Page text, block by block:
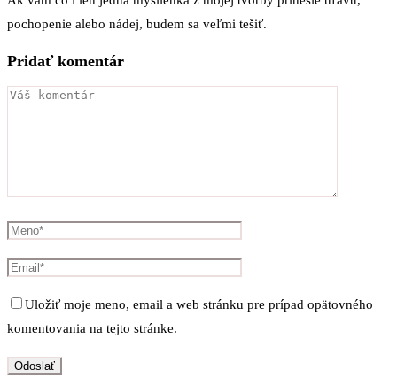
pochopenie alebo nádej, budem sa veľmi tešiť.
Pridať komentár
Uložiť moje meno, email a web stránku pre prípad opätovného
komentovania na tejto stránke.